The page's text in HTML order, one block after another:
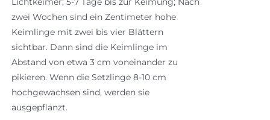
zwei Wochen sind ein Zentimeter hohe
Keimlinge mit zwei bis vier Blättern
sichtbar. Dann sind die Keimlinge im
Abstand von etwa 3 cm voneinander zu
pikieren. Wenn die Setzlinge 8-10 cm
hochgewachsen sind, werden sie
ausgepflanzt.